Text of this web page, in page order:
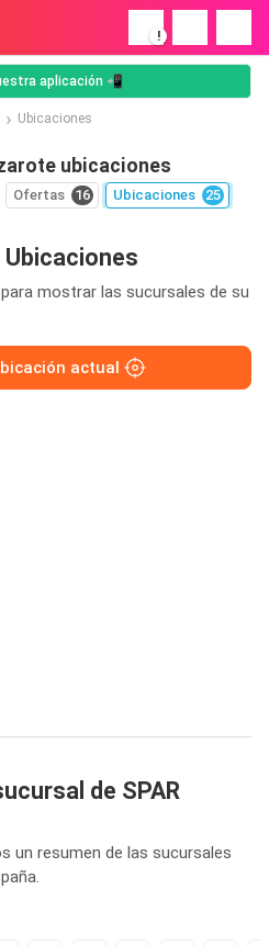
!
aplicación 📲
Ubicaciones
ubicaciones
Ofertas 16 Ubicaciones 25
Ubicaciones
mostrar las sucursales de su
actual
de SPAR
un resumen de las sucursales